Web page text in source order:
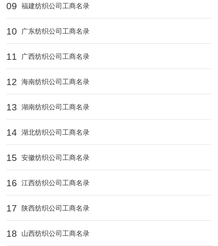
09 福建纺织公司工商名录
10 广东纺织公司工商名录
11 广西纺织公司工商名录
12 海南纺织公司工商名录
13 湖南纺织公司工商名录
14 湖北纺织公司工商名录
15 安徽纺织公司工商名录
16 江西纺织公司工商名录
17 陕西纺织公司工商名录
18 山西纺织公司工商名录